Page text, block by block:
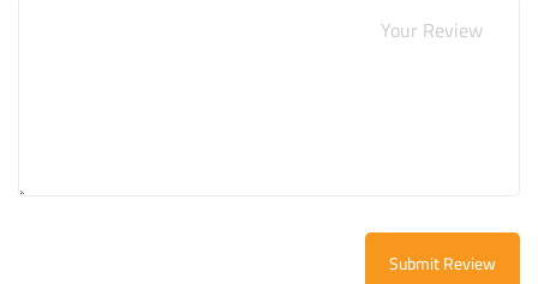
Submit Review